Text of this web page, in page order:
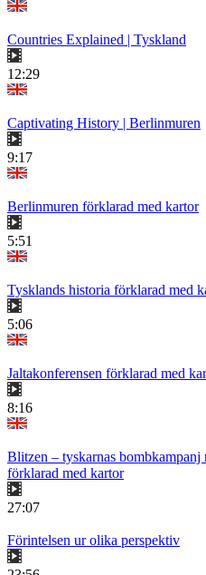
Countries Explained | Tyskland
12:29
Captivating History | Berlinmuren
9:17
Berlinmuren förklarad med kartor
5:51
Tysklands historia förklarad med
5:06
Jaltakonferensen förklarad med
8:16
Blitzen – tyskarnas
förklarad med kartor
27:07
Förintelsen ur olika perspektiv